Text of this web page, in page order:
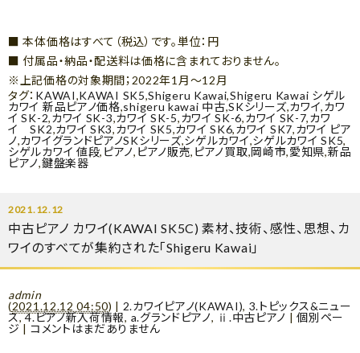
■ 本体価格はすべて（税込）です。単位：円
■ 付属品・納品・配送料は価格に含まれておりません。
※上記価格の対象期間；2022年1月〜12月
タグ： KAWAI,KAWAI SK5,Shigeru Kawai,Shigeru Kawai シゲル
カワイ 新品ピアノ価格,shigeru kawai 中古,SKシリーズ,カワイ,カワ
イ SK-2,カワイ SK-3,カワイ SK-5,カワイ SK-6,カワイ SK-7,カワ
イ SK2,カワイ SK3,カワイ SK5,カワイ SK6,カワイ SK7,カワイ ピア
ノ,カワイグランドピアノSKシリーズ,シゲルカワイ,シゲルカワイ SK5,
シゲルカワイ 値段, ピアノ, ピアノ販売, ピアノ買取,岡崎市,愛知県,新品
ピアノ,鍵盤楽器
2021.12.12
中古ピアノ カワイ(KAWAI SK5C) 素材、技術、感性、思想、カ
ワイのすべてが集約された「Shigeru Kawai」
admin
(2021.12.12 04:50) | 2.カワイピアノ(KAWAI), 3.トピックス&ニュー
ス,4.ピアノ新入荷情報, a.グランドピアノ, ⅱ.中古ピアノ |個別ペー
ジ | コメントはまだありません